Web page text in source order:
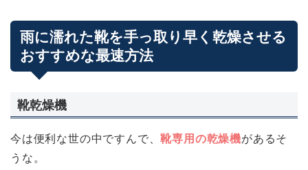
雨に濡れた靴を手っ取り早く乾燥させる
おすすめな最速方法
靴乾燥機
今は便利な世の中ですんで、靴専用の乾燥機があるそ
うな。